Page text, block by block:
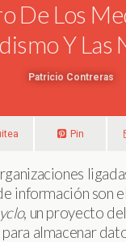
De Los
Y Las
Patricio Contreras
Pin
información son
, un proyecto
almacenar